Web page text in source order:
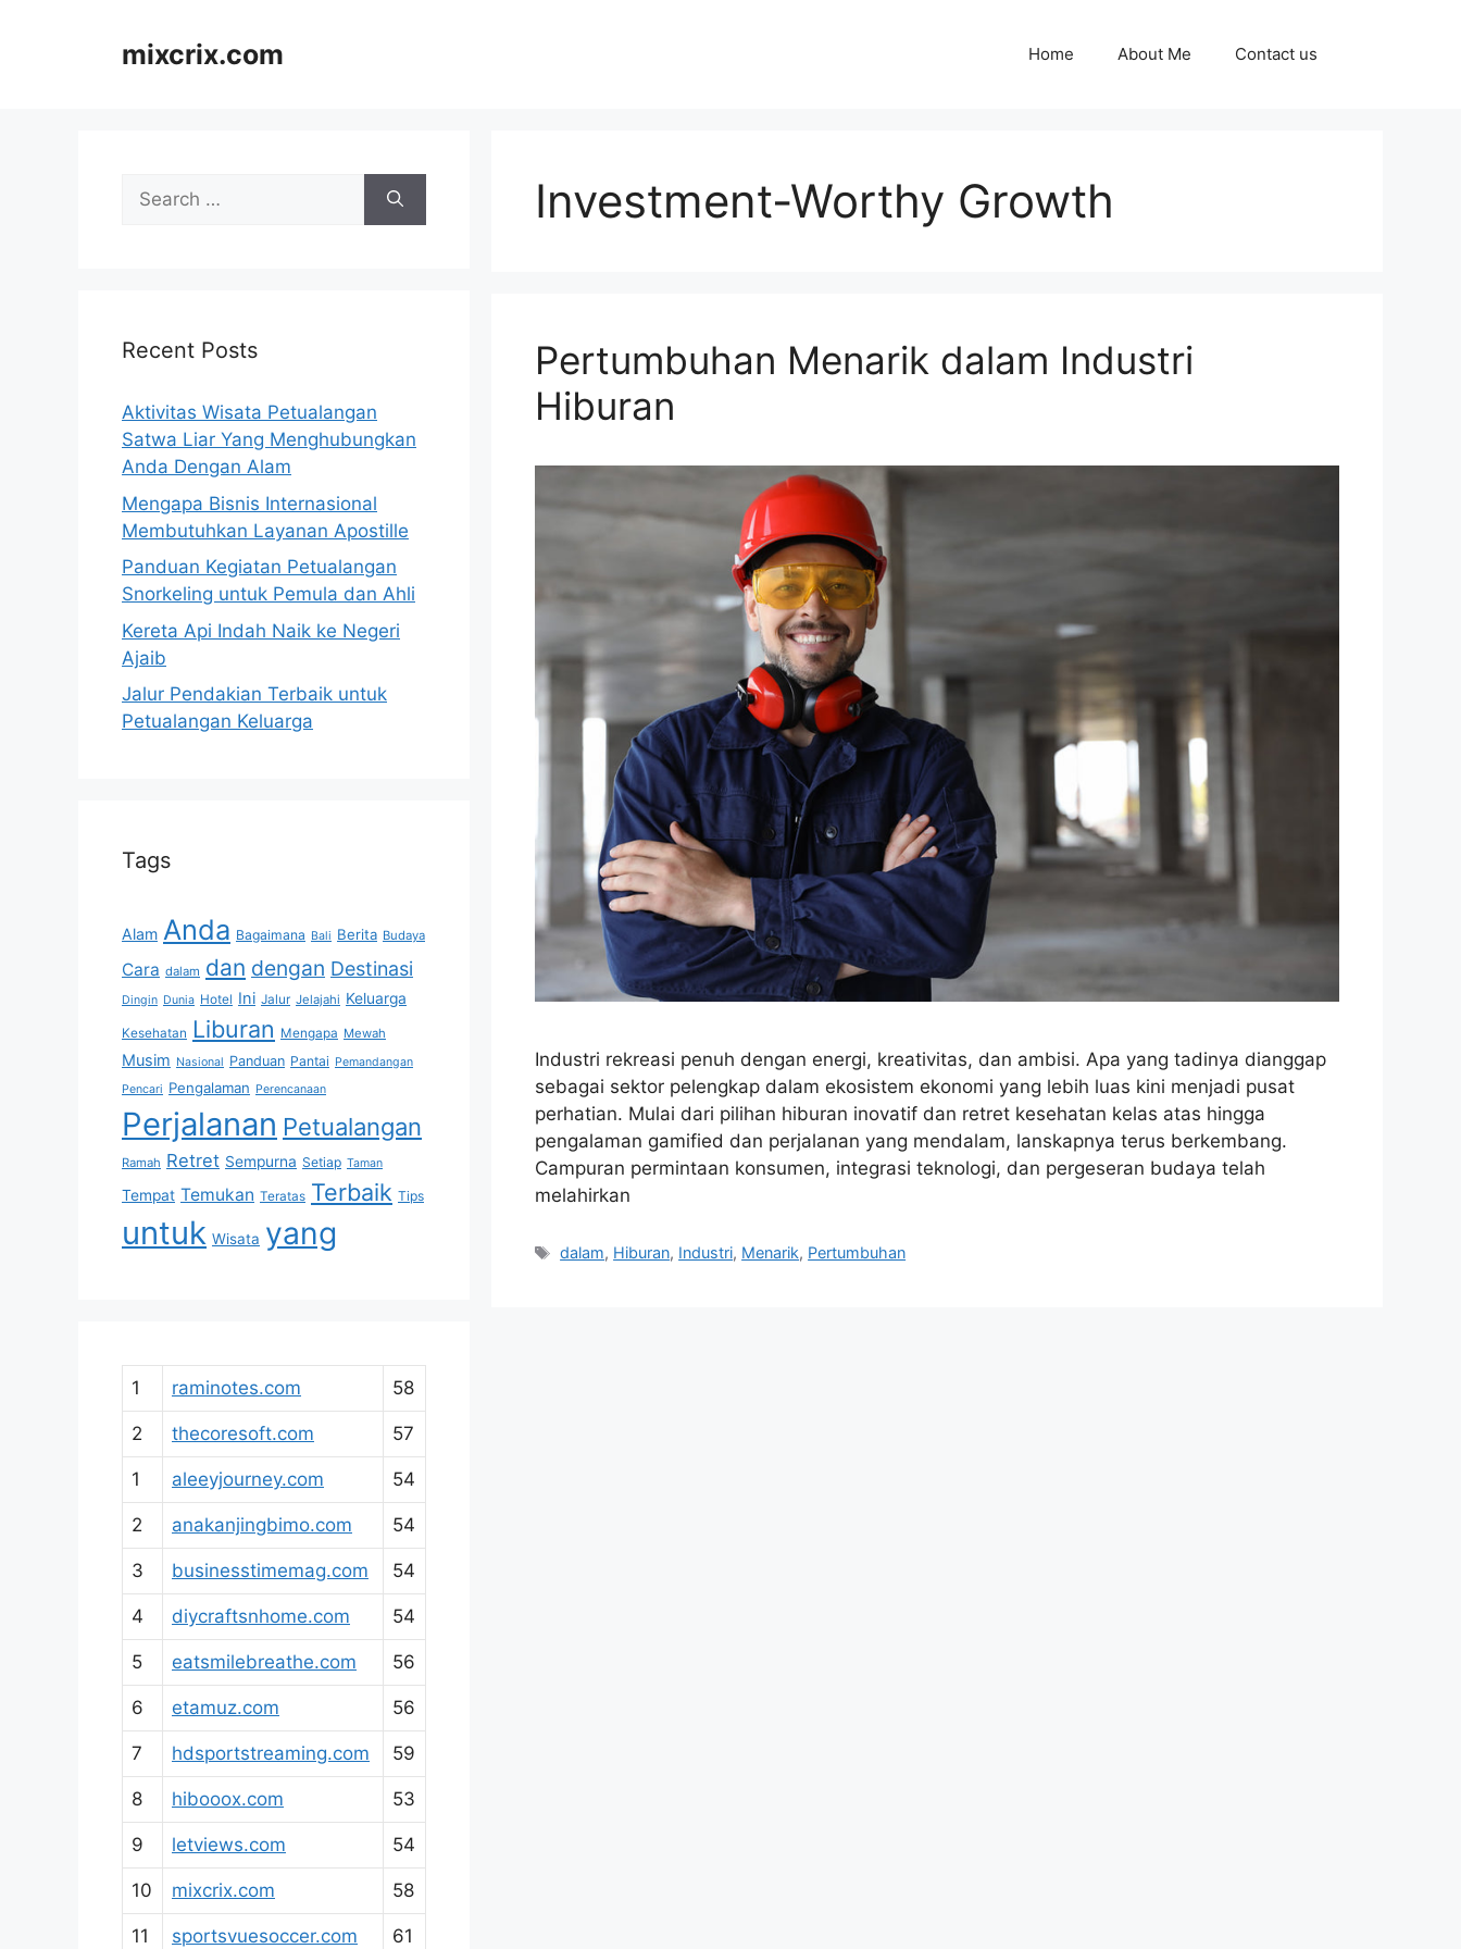
mixcrix.com Home About Me Contact us
Investment-Worthy Growth
Pertumbuhan Menarik dalam Industri
Hiburan
Industri rekreasi penuh dengan energi, kreativitas, dan ambisi. Apa yang tadinya dianggap
sebagai sektor pelengkap dalam ekosistem ekonomi yang lebih luas kini menjadi pusat
perhatian. Mulai dari pilihan hiburan inovatif dan retret kesehatan kelas atas hingga
pengalaman gamified dan perjalanan yang mendalam, lanskapnya terus berkembang.
Campuran permintaan konsumen, integrasi teknologi, dan pergeseran budaya telah
melahirkan
Tags
dalam, Hiburan, Industri, Menarik, Pertumbuhan
Search
for:
Recent Posts
Aktivitas Wisata Petualangan
Satwa Liar Yang Menghubungkan
Anda Dengan Alam
Mengapa Bisnis Internasional
Membutuhkan Layanan Apostille
Panduan Kegiatan Petualangan
Snorkeling untuk Pemula dan Ahli
Kereta Api Indah Naik ke Negeri
Ajaib
Jalur Pendakian Terbaik untuk
Petualangan Keluarga
Tags
Alam Anda Bagaimana Bali Berita Budaya
Cara dalam dan dengan Destinasi
Dingin Dunia Hotel Ini Jalur Jelajahi Keluarga
Kesehatan Liburan Mengapa Mewah
Musim Nasional Panduan Pantai Pemandangan
Pencari Pengalaman Perencanaan
Perjalanan Petualangan
Ramah Retret Sempurna Setiap Taman
Tempat Temukan Teratas Terbaik Tips
untuk Wisata yang
1 raminotes.com 58
2 thecoresoft.com 57
1 aleeyjourney.com 54
2 anakanjingbimo.com 54
3 businesstimemag.com 54
4 diycraftsnhome.com 54
5 eatsmilebreathe.com 56
6 etamuz.com 56
7 hdsportstreaming.com 59
8 hibooox.com 53
9 letviews.com 54
10 mixcrix.com 58
11 sportsvuesoccer.com 61